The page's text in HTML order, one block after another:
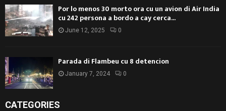
Por lo menos 30 morto ora cu un avion di Air India
cu 242 persona a bordo a cay cerca...
June 12, 2025 0
Parada di Flambeu cu 8 detencion
January 7, 2024 0
CATEGORIES